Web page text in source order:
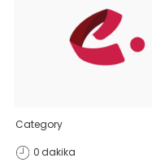
Category
0 dakika